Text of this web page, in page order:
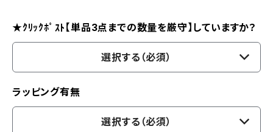
★ｸﾘｯｸﾎﾟｽﾄ【単品3点までの数量を厳守】していますか？
選択する（必須）
ラッピング有無
選択する（必須）